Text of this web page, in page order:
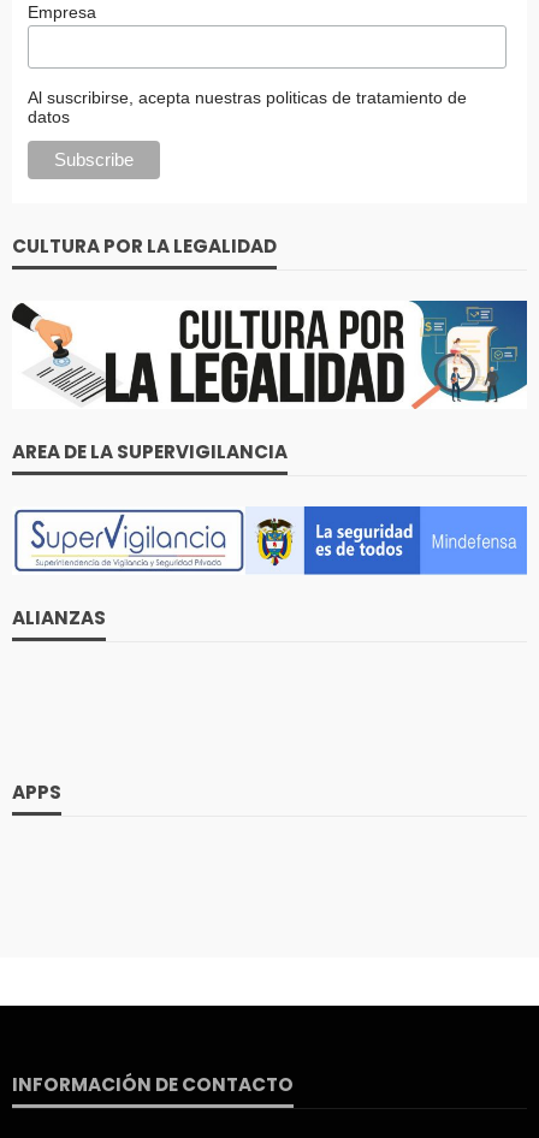
Empresa
Al suscribirse, acepta nuestras politicas de tratamiento de
datos
CULTURA POR LA LEGALIDAD
AREA DE LA SUPERVIGILANCIA
ALIANZAS
APPS
INFORMACIÓN DE CONTACTO